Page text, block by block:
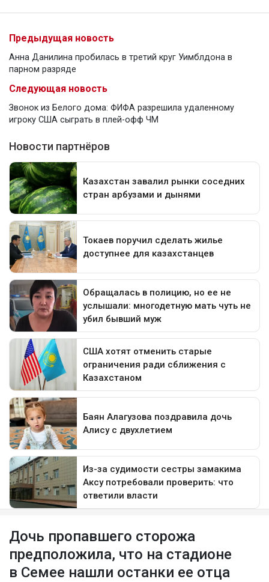
Предыдущая новость
Анна Данилина пробилась в третий круг Уимблдона в
парном разряде
Следующая новость
Звонок из Белого дома: ФИФА разрешила удаленному
игроку США сыграть в плей-офф ЧМ
Дочь пропавшего сторожа
предположила, что на стадионе
в Семее нашли останки ее отца